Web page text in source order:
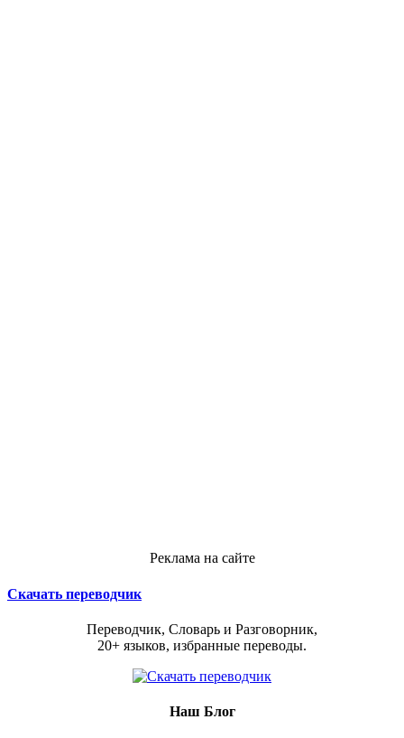
Реклама на сайте
Скачать переводчик
Переводчик, Словарь и Разговорник,
20+ языков, избранные переводы.
Наш Блог